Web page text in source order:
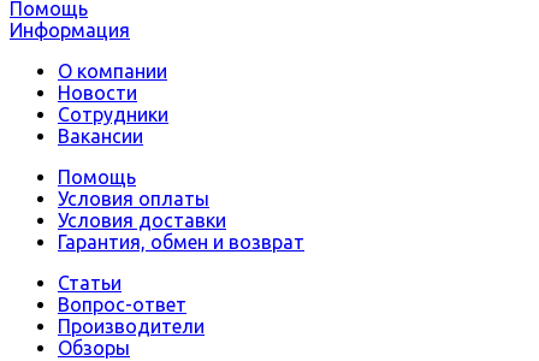
Помощь
Информация
О компании
Новости
Сотрудники
Вакансии
Помощь
Условия оплаты
Условия доставки
Гарантия, обмен и возврат
Статьи
Вопрос-ответ
Производители
Обзоры